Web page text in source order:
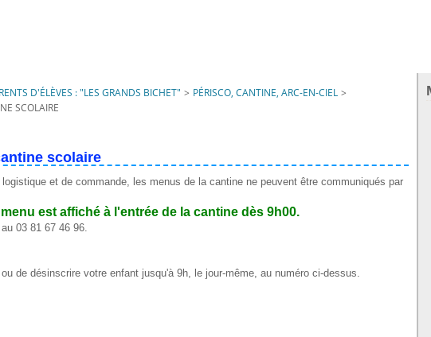
D'ÉLÈVES : "LES GRANDS BICHET" > PÉRISCO, CANTINE, ARC-EN-CIEL >
SCOLAIRE
scolaire
et de commande, les menus de la cantine ne peuvent être communiqués par
est affiché à l'entrée de la cantine dès 9h00.
03 81 67 46 96.
de désinscrire votre enfant jusqu'à 9h, le jour-même, au numéro ci-dessus.